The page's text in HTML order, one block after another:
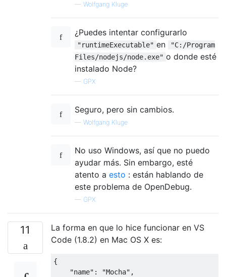
— Wolfgang Kluge
¿Puedes intentar configurarlo
"runtimeExecutable" en
"C:/Program
Files/nodejs/node.exe" o donde esté
instalado Node?
— GPX
Seguro, pero sin cambios.
— Wolfgang Kluge
No uso Windows, así que no puedo
ayudar más. Sin embargo, esté
atento a esto : están hablando de
este problema de OpenDebug.
— GPX
11
La forma en que lo hice funcionar en VS
Code (1.8.2) en Mac OS X es:
{
"name" : "Mocha" ,